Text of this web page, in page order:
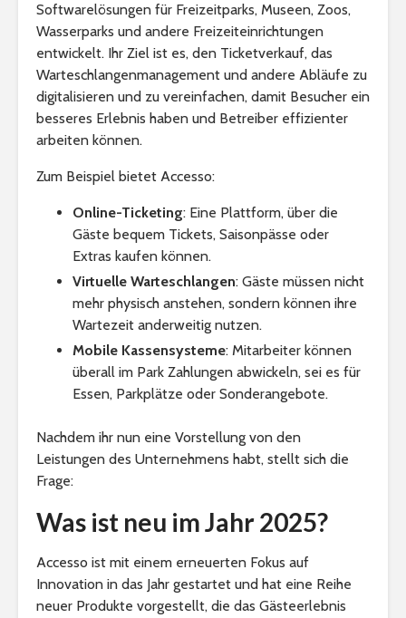
Softwarelösungen für Freizeitparks, Museen, Zoos,
Wasserparks und andere Freizeiteinrichtungen
entwickelt. Ihr Ziel ist es, den Ticketverkauf, das
Warteschlangenmanagement und andere Abläufe zu
digitalisieren und zu vereinfachen, damit Besucher ein
besseres Erlebnis haben und Betreiber effizienter
arbeiten können.
Zum Beispiel bietet Accesso:
Online-Ticketing: Eine Plattform, über die
Gäste bequem Tickets, Saisonpässe oder
Extras kaufen können.
Virtuelle Warteschlangen: Gäste müssen nicht
mehr physisch anstehen, sondern können ihre
Wartezeit anderweitig nutzen.
Mobile Kassensysteme: Mitarbeiter können
überall im Park Zahlungen abwickeln, sei es für
Essen, Parkplätze oder Sonderangebote.
Nachdem ihr nun eine Vorstellung von den
Leistungen des Unternehmens habt, stellt sich die
Frage:
Was ist neu im Jahr 2025?
Accesso ist mit einem erneuerten Fokus auf
Innovation in das Jahr gestartet und hat eine Reihe
neuer Produkte vorgestellt, die das Gästeerlebnis